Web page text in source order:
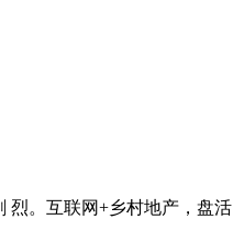
烈。互联网+乡村地产，盘活